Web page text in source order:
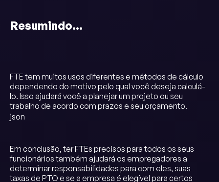
Resumindo…
FTE tem muitos usos diferentes e métodos de cálculo
dependendo do motivo pelo qual você deseja calculá-
lo. Isso ajudará você a planejar um projeto ou seu
trabalho de acordo com prazos e seu orçamento.
json
Em conclusão, ter FTEs precisos para todos os seus
funcionários também ajudará os empregadores a
determinar responsabilidades para com eles, suas
taxas de PTO e se a empresa é elegível para certos